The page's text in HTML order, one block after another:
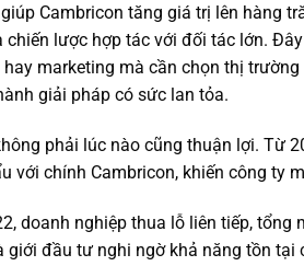
Cambricon tăng giá trị lên hàng
chiến lược hợp tác với đối tác lớn.
marketing mà cần chọn thị
giải pháp có sức lan tỏa.
phải lúc nào cũng thuận lợi. Từ
với chính Cambricon, khiến công ty
doanh nghiệp thua lỗ liên tiếp,
giới đầu tư nghi ngờ khả năng tồn tại